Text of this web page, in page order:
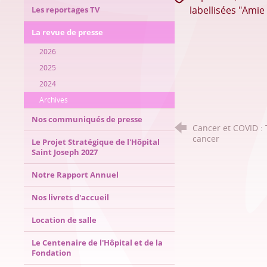
Les reportages TV
La revue de presse
2026
2025
2024
Archives
Nos communiqués de presse
Le Projet Stratégique de l'Hôpital
Saint Joseph 2027
Notre Rapport Annuel
Nos livrets d'accueil
Location de salle
Le Centenaire de l'Hôpital et de la
Fondation
labellisées
Cancer et COVID
cancer